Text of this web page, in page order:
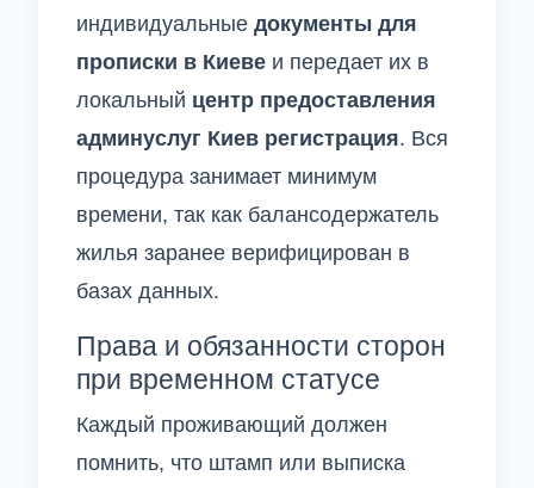
индивидуальные документы для
прописки в Киеве и передает их в
локальный центр предоставления
админуслуг Киев регистрация. Вся
процедура занимает минимум
времени, так как балансодержатель
жилья заранее верифицирован в
базах данных.
Права и обязанности сторон
при временном статусе
Каждый проживающий должен
помнить, что штамп или выписка